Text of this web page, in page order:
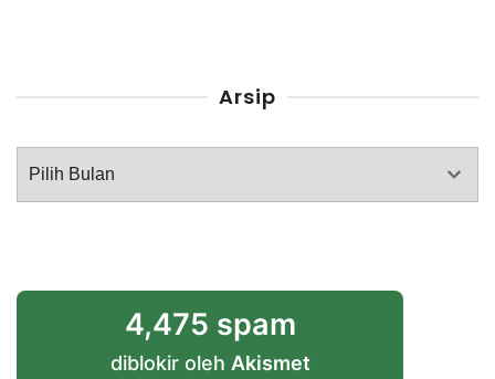
Arsip
Arsip
4,475 spam
diblokir oleh Akismet